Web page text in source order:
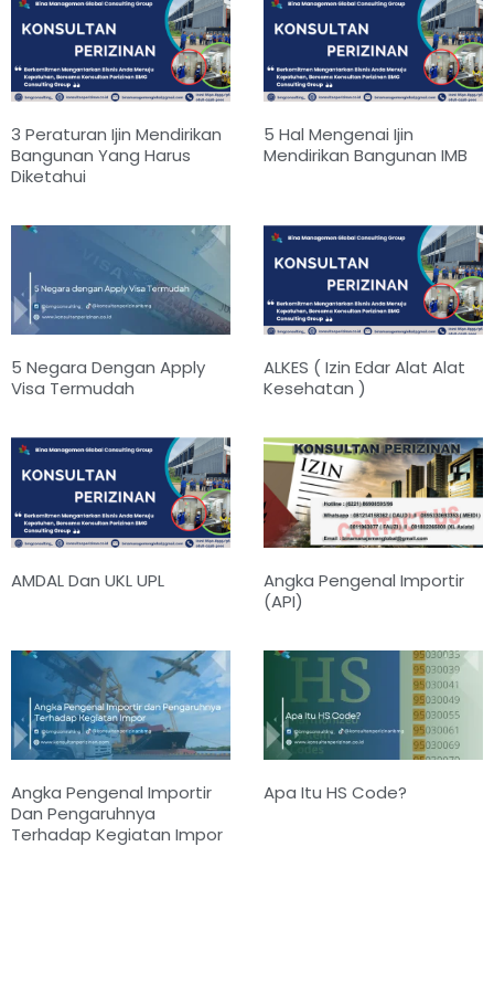
3 Peraturan Ijin Mendirikan
Bangunan Yang Harus
Diketahui
5 Hal Mengenai Ijin
Mendirikan Bangunan IMB
5 Negara Dengan Apply
Visa Termudah
ALKES ( Izin Edar Alat Alat
Kesehatan )
AMDAL Dan UKL UPL
Angka Pengenal Importir
(API)
Angka Pengenal Importir
Dan Pengaruhnya
Terhadap Kegiatan Impor
Apa Itu HS Code?